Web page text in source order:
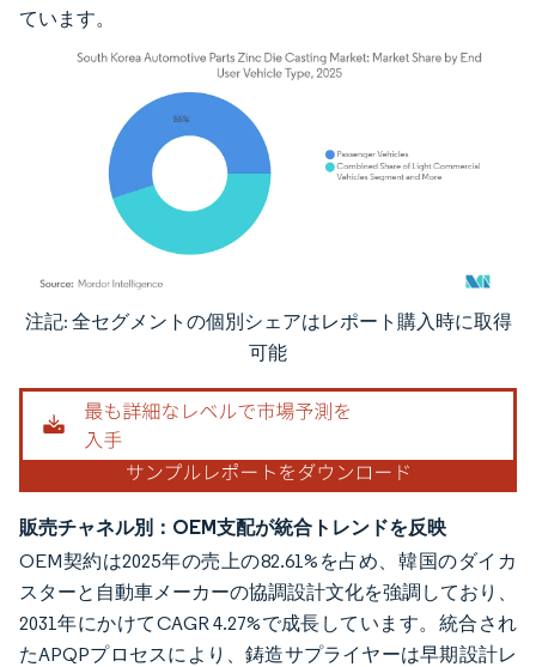
ています。
画像 © Mordor Intelligence。再利用にはCC BY 4.0の表示が必要です。
注記: 全セグメントの個別シェアはレポート購入時に取得
可能
販売チャネル別：OEM支配が統合トレンドを反映
OEM契約は2025年の売上の82.61%を占め、韓国のダイカ
スターと自動車メーカーの協調設計文化を強調しており、
2031年にかけてCAGR 4.27%で成長しています。統合され
たAPQPプロセスにより、鋳造サプライヤーは早期設計レ